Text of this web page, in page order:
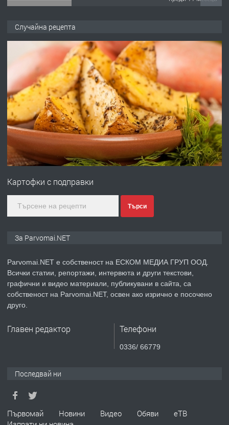
преди 1 година
ПРЕДЛАГА Работа за общи работници
преди 1 година
ПРЕДЛАГА
Първи поход "По стъпките на Ангел
преди 1 година
ПРЕДЛАГА Уроци по Математика
преди 1 година
Случайна рецепта
Картофки с подправки
Търси
За Parvomai.NET
Parvomai.NET е собственост на ЕСКОМ МЕДИА ГРУП ООД.
Всички статии, репортажи, интервюта и други текстови,
графични и видео материали, публикувани в сайта, са
собственост на Parvomai.NET, освен ако изрично е посочено
друго.
Главен редактор Телефони
0336/ 66779
Последвай ни
Първомай Новини Видео Обяви
еТВ